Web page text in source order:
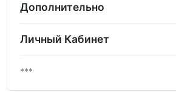
Дополнительно
Личный Кабинет
***